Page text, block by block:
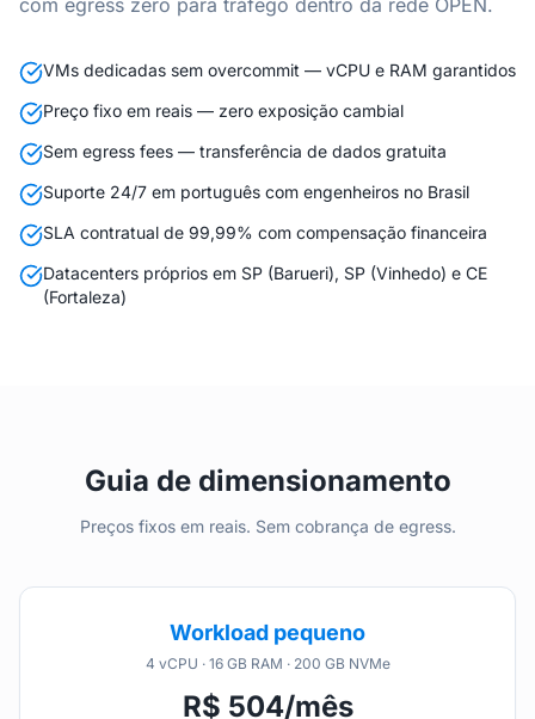
com egress zero para tráfego dentro da rede OPEN.
VMs dedicadas sem overcommit — vCPU e RAM garantidos
Preço fixo em reais — zero exposição cambial
Sem egress fees — transferência de dados gratuita
Suporte 24/7 em português com engenheiros no Brasil
SLA contratual de 99,99% com compensação financeira
Datacenters próprios em SP (Barueri), SP (Vinhedo) e CE
(Fortaleza)
Guia de dimensionamento
Preços fixos em reais. Sem cobrança de egress.
Workload pequeno
4 vCPU · 16 GB RAM · 200 GB NVMe
R$ 504/mês